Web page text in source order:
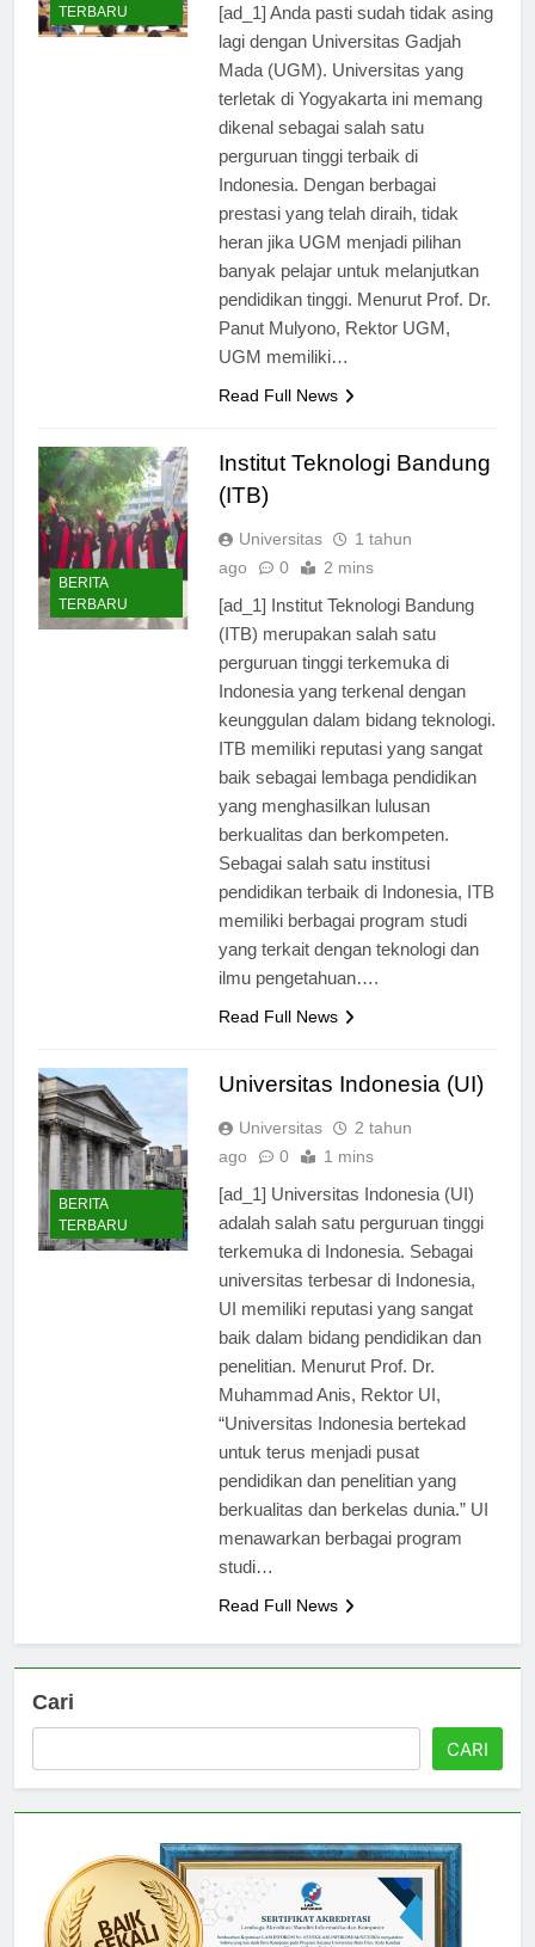
BERITA
TERBARU
[ad_1] Anda pasti sudah tidak asing
lagi dengan Universitas Gadjah
Mada (UGM). Universitas yang
terletak di Yogyakarta ini memang
dikenal sebagai salah satu
perguruan tinggi terbaik di
Indonesia. Dengan berbagai
prestasi yang telah diraih, tidak
heran jika UGM menjadi pilihan
banyak pelajar untuk melanjutkan
pendidikan tinggi. Menurut Prof. Dr.
Panut Mulyono, Rektor UGM,
BERITA
TERBARU
Institut Teknologi Bandung
(ITB)
Universitas
1 tahun
[ad_1] Institut Teknologi Bandung
(ITB) merupakan salah satu
perguruan tinggi terkemuka di
Indonesia yang terkenal dengan
keunggulan dalam bidang teknologi.
ITB memiliki reputasi yang sangat
baik sebagai lembaga pendidikan
yang menghasilkan lulusan
berkualitas dan berkompeten.
Sebagai salah satu institusi
pendidikan terbaik di Indonesia, ITB
memiliki berbagai program studi
yang terkait dengan teknologi dan
BERITA
TERBARU
Universitas Indonesia (UI)
Universitas
2 tahun
[ad_1] Universitas Indonesia (UI)
adalah salah satu perguruan tinggi
terkemuka di Indonesia. Sebagai
universitas terbesar di Indonesia,
UI memiliki reputasi yang sangat
baik dalam bidang pendidikan dan
penelitian. Menurut Prof. Dr.
Muhammad Anis, Rektor UI,
“Universitas Indonesia bertekad
untuk terus menjadi pusat
pendidikan dan penelitian yang
berkualitas dan berkelas dunia.” UI
menawarkan berbagai program
Cari
CARI